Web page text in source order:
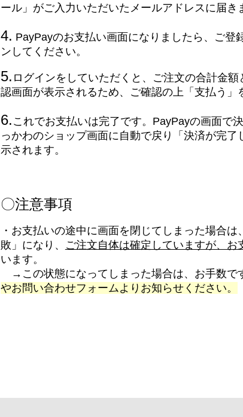
ール」がご入力いただいたメールアドレスに届き
4. PayPayのお支払い画面になりましたら、ご登
ンしてください。
5. ログインをしていただくと、ご注文の合計金
認画面が表示されるため、ご確認の上「支払う」
6. これでお支払いは完了です。PayPayの画面で
っかわのショップ画面に自動で戻り「決済が完
示されます。
〇注意事項
・お支払いの途中に画面を閉じてしまった場合
敗」になり、
ご注文自体は確定していますが、お
います。
→この状態になってしまった場合は、お手数で
やお問い合わせフォームよりお知らせください。